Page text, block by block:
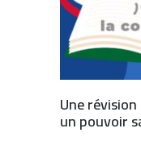
Une
un pouvoir